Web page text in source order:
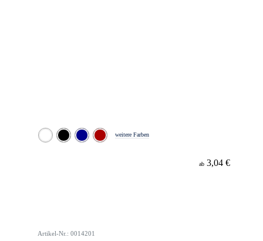
weitere Farben
ab 3,04 €
Artikel-Nr.: 0014201